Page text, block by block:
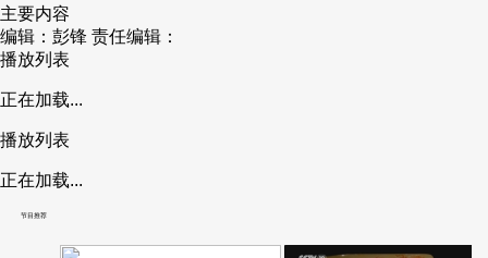
主要内容
编辑：彭锋 责任编辑：
播放列表
正在加载...
播放列表
正在加载...
节目推荐